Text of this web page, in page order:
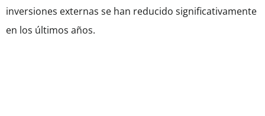
inversiones externas se han reducido significativamente
en los últimos años.